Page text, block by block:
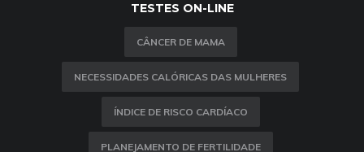
TESTES ON-LINE
CÂNCER DE MAMA
NECESSIDADES CALÓRICAS DAS MULHERES
ÍNDICE DE RISCO CARDÍACO
PLANEJAMENTO DE FERTILIDADE